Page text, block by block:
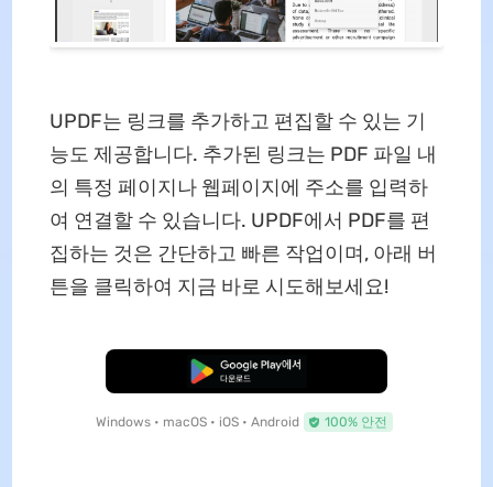
UPDF는 링크를 추가하고 편집할 수 있는 기
능도 제공합니다. 추가된 링크는 PDF 파일 내
의 특정 페이지나 웹페이지에 주소를 입력하
여 연결할 수 있습니다. UPDF에서 PDF를 편
집하는 것은 간단하고 빠른 작업이며, 아래 버
튼을 클릭하여 지금 바로 시도해보세요!
무료로 다운로드
Windows • macOS • iOS • Android 100% 안전